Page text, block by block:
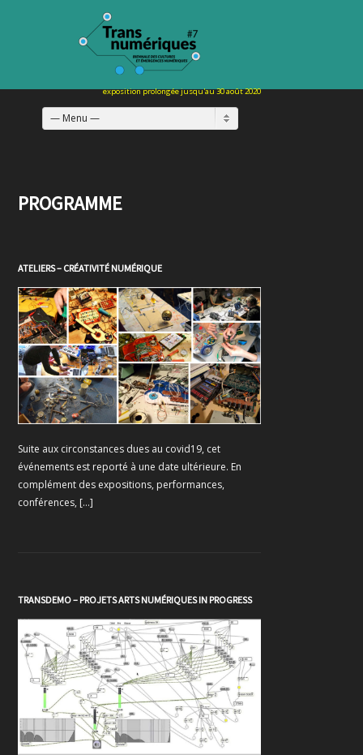
— Menu —
PROGRAMME
ATELIERS – CRÉATIVITÉ NUMÉRIQUE
Suite aux circonstances dues au covid19, cet
événements est reporté à une date ultérieure. En
complément des expositions, performances,
conférences, […]
TRANSDEMO – PROJETS ARTS NUMÉRIQUES IN PROGRESS